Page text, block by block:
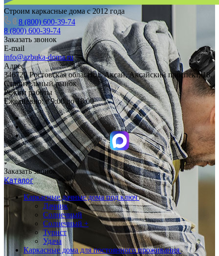
Строим каркасные дома с 2012 года
8 (800) 600-39-74
8 (800) 600-39-74
Заказать звонок
E-mail
info@azbuka-doma.ru
Адрес
346720 Ростовская область, г. Аксай, Аксайский проспект, 18,
Строительный рынок
Режим работы
Ежедневно: с 9:00 до 18:00
Заказать звонок
Каталог
Каркасные дачные дома под ключ
Дачник
Солнечный
Солнечный +
Турист
Удача
Каркасные дома для постоянного проживания